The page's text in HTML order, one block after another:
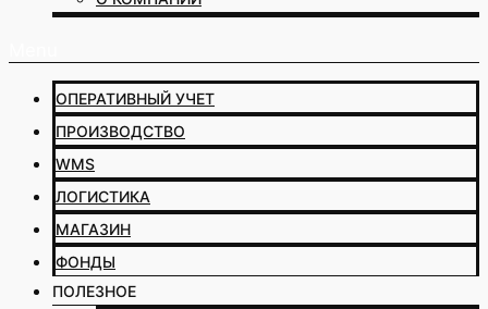
ОПЕРАТИВНЫЙ УЧЕТ
ПРОИЗВОДСТВО
WMS
ЛОГИСТИКА
МАГАЗИН
ФОНДЫ
ПОЛЕЗНОЕ